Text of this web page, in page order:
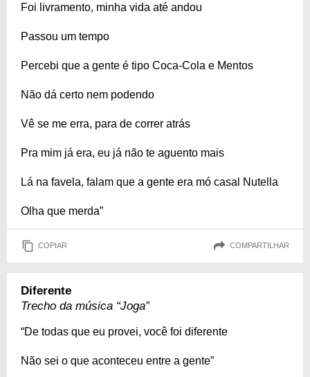
Foi livramento, minha vida até andou
Passou um tempo
Percebi que a gente é tipo Coca-Cola e Mentos
Não dá certo nem podendo
Vê se me erra, para de correr atrás
Pra mim já era, eu já não te aguento mais
Lá na favela, falam que a gente era mó casal Nutella
Olha que merda”
COPIAR COMPARTILHAR
Diferente
Trecho da música “Joga”
“De todas que eu provei, você foi diferente
Não sei o que aconteceu entre a gente”